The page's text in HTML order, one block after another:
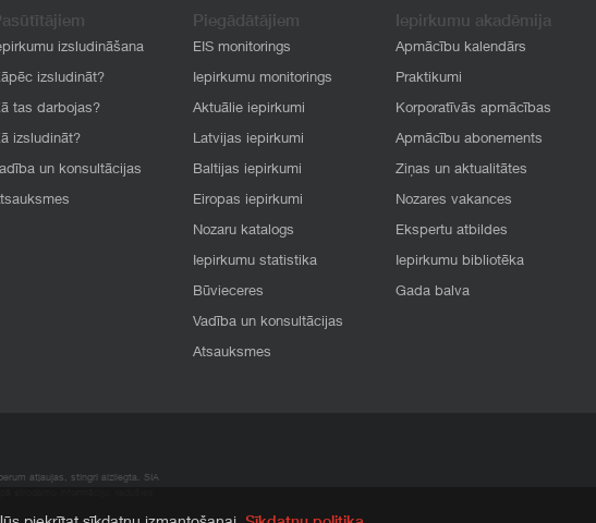
izsludināšana
izsludināt?
tas darbojas?
izsludināt?
un konsultācijas
Piegādātājiem
EIS monitorings
Iepirkumu monitorings
Aktuālie iepirkumi
Latvijas iepirkumi
Baltijas iepirkumi
Eiropas iepirkumi
Nozaru katalogs
Iepirkumu statistika
Būvieceres
Vadība un konsultācijas
Atsauksmes
Iepirkumu akadēmija
Apmācību kalendārs
Praktikumi
Korporatīvās apmācības
Apmācību abonements
Ziņas un aktualitātes
Nozares vakances
Ekspertu atbildes
Iepirkumu bibliotēka
Gada balva
atļaujas, stingri aizliegta. SIA